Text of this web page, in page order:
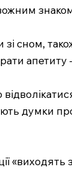
сном,
думки